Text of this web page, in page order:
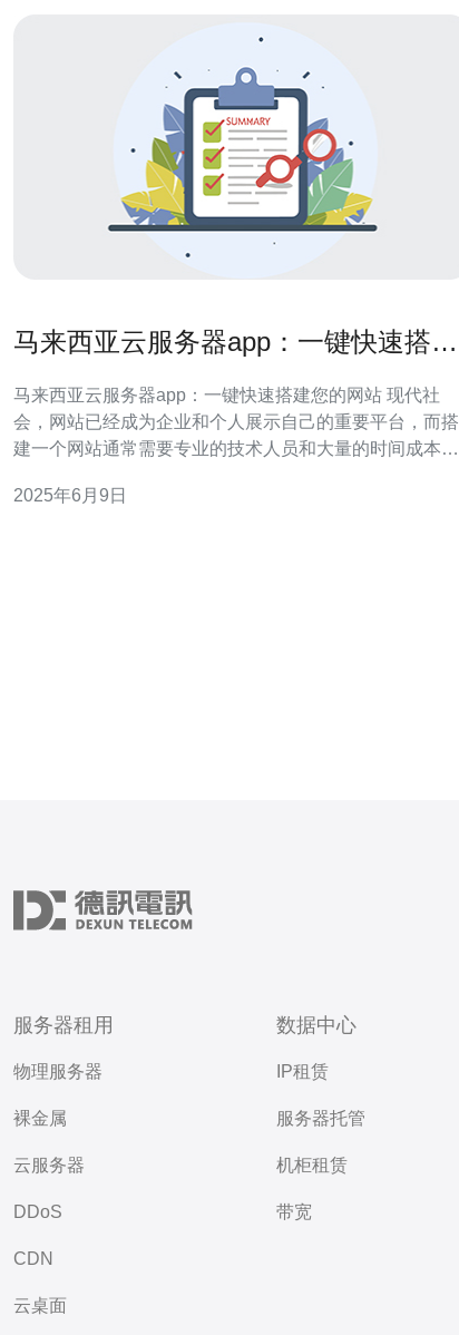
马来西亚云服务器app：一键快速搭建
马来西亚云服务器app：一键快速搭建您的网站 现代社
会，网站已经成为企业和个人展示自己的重要平台，而搭
建一个网站通常需要专业的技术人员和大量的时间成本。
搭建自己的网站，无需专业技术知识。 马来西亚云服务器
2025年6月9日
服务器租用
物理服务器
裸金属
云服务器
DDoS
CDN
云桌面
数据中心
IP租赁
服务器托管
机柜租赁
带宽